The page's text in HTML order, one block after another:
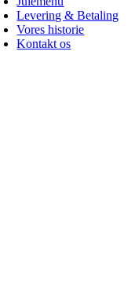
Levering & Betaling
Vores historie
Kontakt os